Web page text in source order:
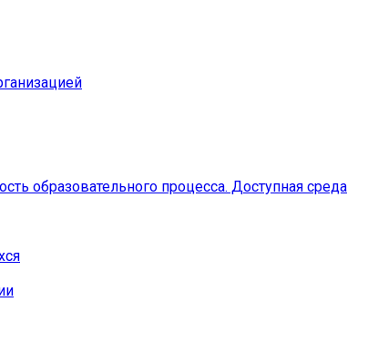
образовательного процесса. Доступная среда